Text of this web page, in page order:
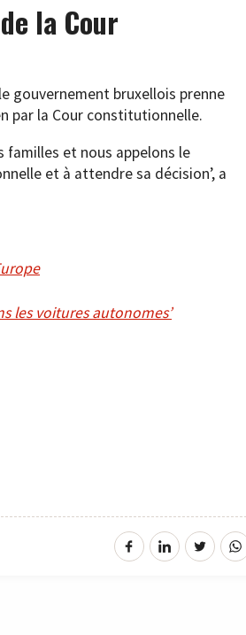
la Cour
gouvernement bruxellois prenne
par la Cour constitutionnelle.
familles et nous appelons le
et à attendre sa décision’, a
les voitures autonomes’